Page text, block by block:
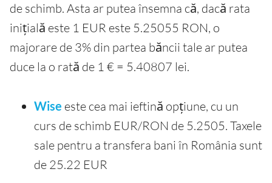
de schimb. Asta ar putea însemna că, dacă rata
inițială este 1 EUR este 5.25055 RON, o
majorare de 3% din partea băncii tale ar putea
duce la o rată de 1 € = 5.40807 lei.
Wise este cea mai ieftină opțiune, cu un
curs de schimb EUR/RON de 5.2505. Taxele
sale pentru a transfera bani în România sunt
de 25.22 EUR